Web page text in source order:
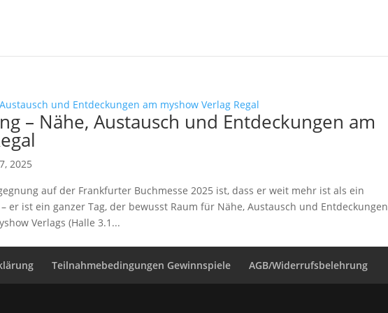
– Nähe, Austausch und Entdeckungen am
2025
auf der Frankfurter Buchmesse 2025 ist, dass er weit mehr ist als ein
er ist ein ganzer Tag, der bewusst Raum für Nähe, Austausch und Entdeckungen
Verlags (Halle 3.1...
Teilnahmebedingungen Gewinnspiele AGB/Widerrufsbelehrung